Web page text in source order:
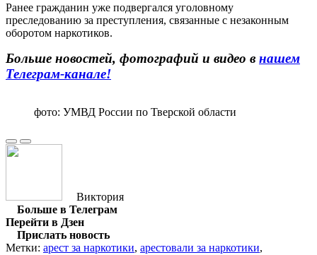
Ранее гражданин уже подвергался уголовному
преследованию за преступления, связанные с незаконным
оборотом наркотиков.
Больше новостей, фотографий и видео в нашем
Телеграм-канале!
фото: УМВД России по Тверской области
Виктория
Больше в Телеграм
Перейти в Дзен
Прислать новость
Метки: арест за наркотики, арестовали за наркотики,